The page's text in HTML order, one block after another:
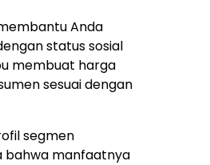
Anda
status sosial
membuat harga
sesuai dengan
segmen
bahwa manfaatnya